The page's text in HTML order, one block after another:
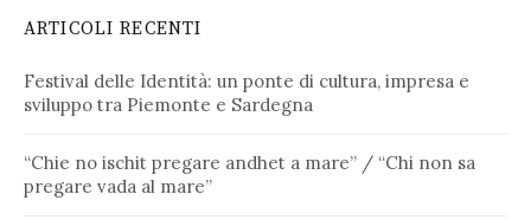
ARTICOLI RECENTI
Festival delle Identità: un ponte di cultura, impresa e
sviluppo tra Piemonte e Sardegna
“Chie no ischit pregare andhet a mare” / “Chi non sa
pregare vada al mare”